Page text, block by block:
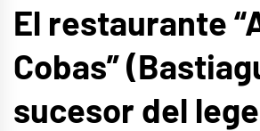
El restaurante
Cobas”
sucesor del